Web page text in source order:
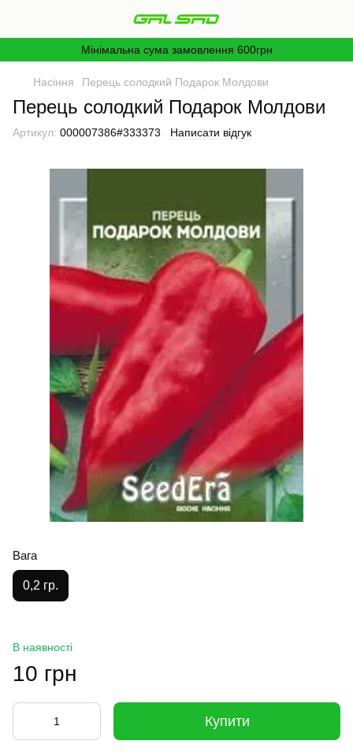
Мінімальна сума замовлення 600грн
Насіння Перець солодкий Подарок Молдови
Перець солодкий Подарок Молдови
Артикул: 000007386#333373 Написати відгук
Вага
0,2 гр.
В наявності
10 грн
Купити